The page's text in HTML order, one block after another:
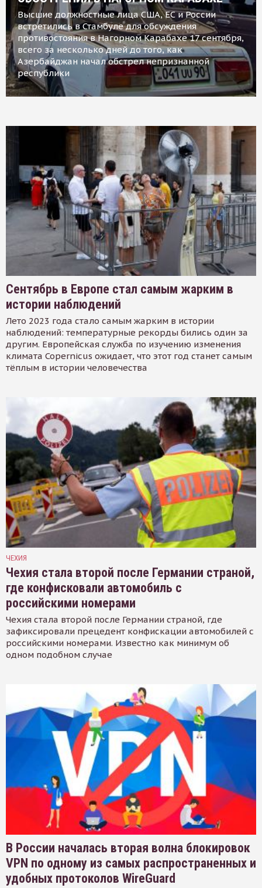
Высшие должностные лица США, ЕС и России
встретились в Стамбуле для обсуждения
противостояния в Нагорном Карабахе 17 сентября,
всего за несколько дней до того, как
Азербайджан начал обстрел непризнанной
республики
Сентябрь в Европе стал самым жарким в
истории наблюдений
Лето 2023 года стало самым жарким в истории
наблюдений: температурные рекорды бились один за
другим. Европейская служба по изучению изменения
климата Copernicus ожидает, что этот год станет самым
тёплым в истории человечества
ЧЕХИЯ
Чехия стала второй после Германии страной,
где конфисковали автомобиль с
российскими номерами
Чехия стала второй после Германии страной, где
зафиксировали прецедент конфискации автомобилей с
российскими номерами. Известно как минимум об
одном подобном случае
В России началась вторая волна блокировок
VPN по одному из самых распространенных и
удобных протоколов WireGuard